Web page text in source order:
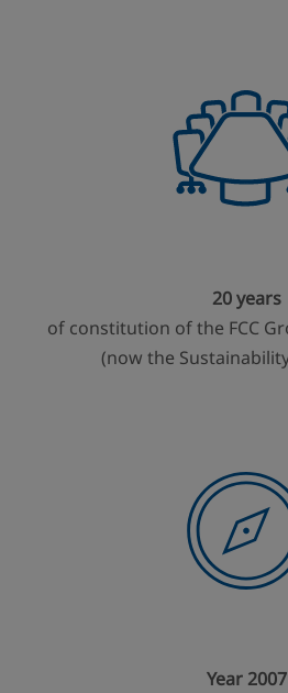
20 years
of constitution of the FCC
(now the
Year 2007